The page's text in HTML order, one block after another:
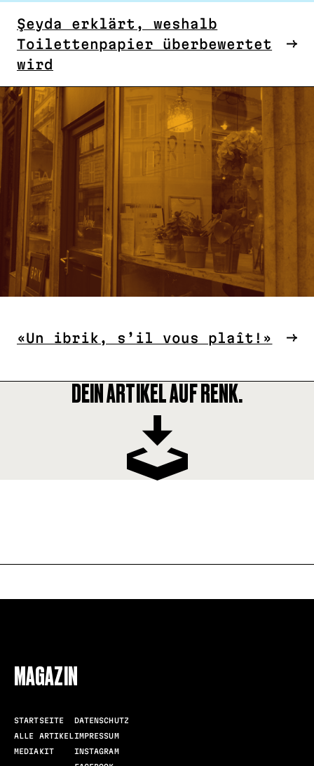
Şeyda erklärt, weshalb
Toilettenpapier überbewertet
wird
«Un ibrik, s’il vous plaît!»
DEIN ARTIKEL AUF RENK.
MAGAZIN
STARTSEITE
ALLE ARTIKEL
MEDIAKIT
DATENSCHUTZ
IMPRESSUM
INSTAGRAM